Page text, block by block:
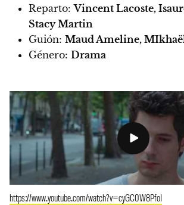
Reparto:Vincent Lacoste,
Stacy Martin
Guión: Maud Ameline,
Género: Drama
https://www.youtube.com/watch?v=cyGC0W8PfoI